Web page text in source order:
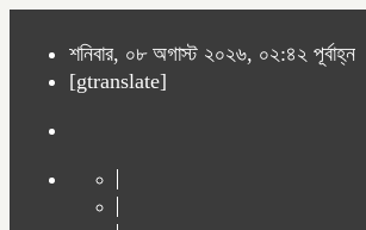
শনিবার, ০৮ অগাস্ট ২০২৬, ০২:৪২ পূর্বাহ্ন
[gtranslate]